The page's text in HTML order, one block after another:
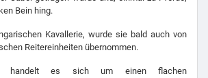
Bein hing.
Kavallerie, wurde sie bald auch von
Reitereinheiten übernommen.
handelt es sich um einen flachen